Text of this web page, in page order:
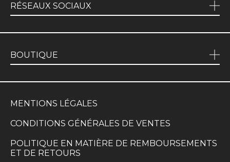
RÉSEAUX SOCIAUX
BOUTIQUE
MENTIONS LÉGALES
CONDITIONS GÉNÉRALES DE VENTES
POLITIQUE EN MATIÈRE DE REMBOURSEMENTS
ET DE RETOURS